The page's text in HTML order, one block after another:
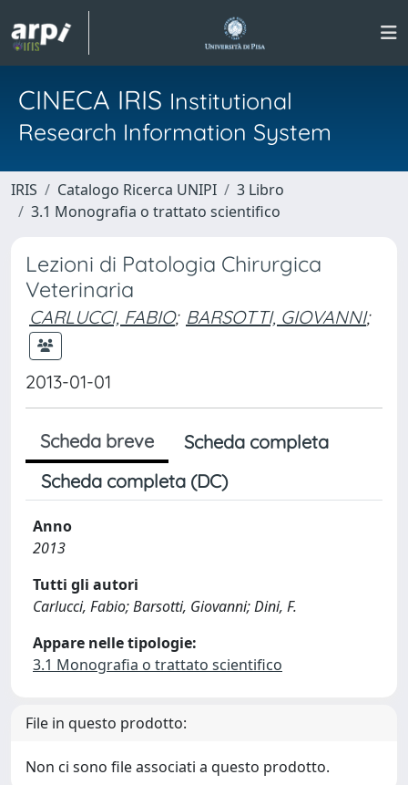
CINECA IRIS Institutional
Research Information System
IRIS Catalogo Ricerca UNIPI
3 Libro
3.1 Monografia o trattato scientifico
Lezioni di Patologia Chirurgica
Veterinaria
CARLUCCI, FABIO; BARSOTTI, GIOVANNI;
2013-01-01
Scheda breve
Scheda completa
Scheda completa (DC)
Anno
2013
Tutti gli autori
Carlucci, Fabio; Barsotti, Giovanni; Dini, F.
Appare nelle tipologie:
3.1 Monografia o trattato scientifico
File in questo prodotto:
Non ci sono file associati a questo prodotto.